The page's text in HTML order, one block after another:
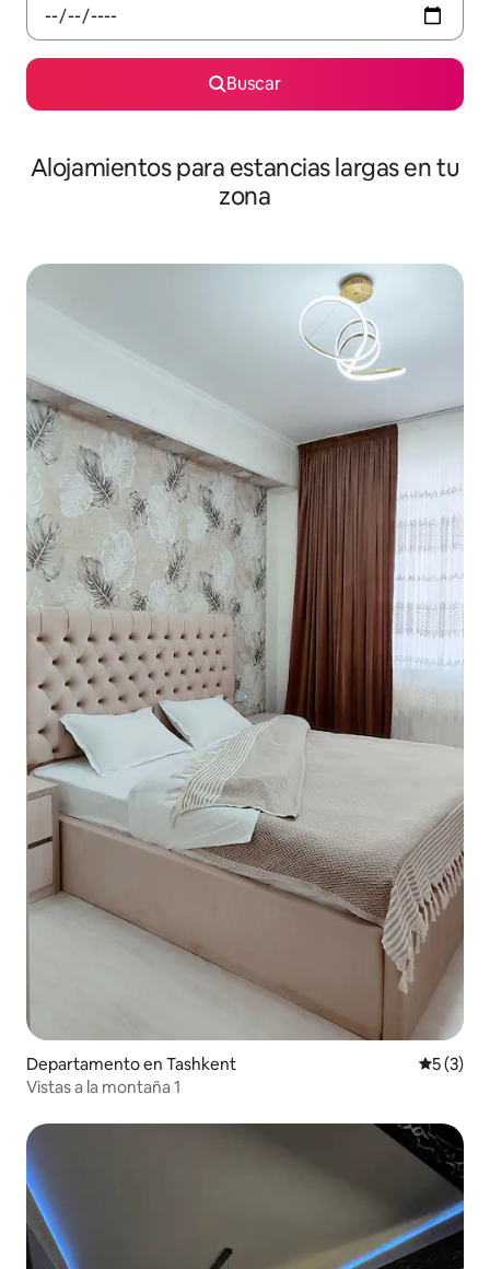
Buscar
Alojamientos para estancias largas en tu
zona
Departamento en Tashkent
5 (3)
Vistas a la montaña 1